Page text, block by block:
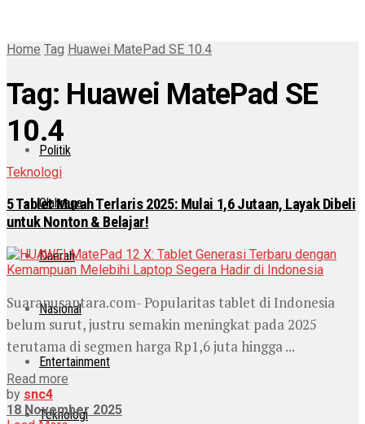
Politik
Olahraga
Daerah
Nasional
Entertainment
Teknologi
Home Tag Huawei MatePad SE 10.4
Tag: Huawei MatePad SE
10.4
Teknologi
5 Tablet Murah Terlaris 2025: Mulai 1,6 Jutaan, Layak Dibeli
untuk Nonton & Belajar!
Suaranusantara.com- Popularitas tablet di Indonesia
belum surut, justru semakin meningkat pada 2025
terutama di segmen harga Rp1,6 juta hingga ...
Read more
by snc4
18 November 2025